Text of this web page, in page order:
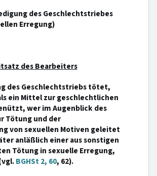
des Geschlechtstriebes
Erregung)
des Bearbeiters
des Geschlechtstriebs tötet,
ein Mittel zur geschlechtlichen
wer im Augenblick des
Tötung und der
von sexuellen Motiven geleitet
anläßlich einer aus sonstigen
Tötung in sexuelle Erregung,
BGHSt 2, 60, 62).